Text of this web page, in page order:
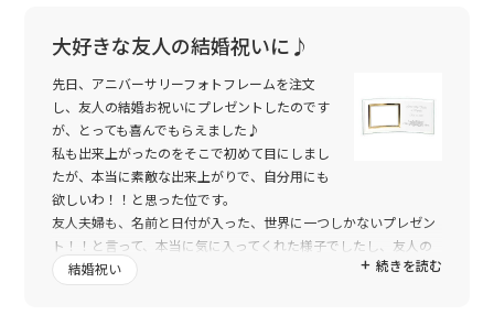
大好きな友人の結婚祝いに♪
先日、アニバーサリーフォトフレームを注文
し、友人の結婚お祝いにプレゼントしたのです
が、とっても喜んでもらえました♪
私も出来上がったのをそこで初めて目にしまし
たが、本当に素敵な出来上がりで、自分用にも
欲しいわ！！と思った位です。
友人夫婦も、名前と日付が入った、世界に一つしかないプレゼン
ト！！と言って、本当に気に入ってくれた様子でしたし、友人の
旦那さまである彼が本当に感激していた様子が、私の目にも焼き
続きを読む
結婚祝い